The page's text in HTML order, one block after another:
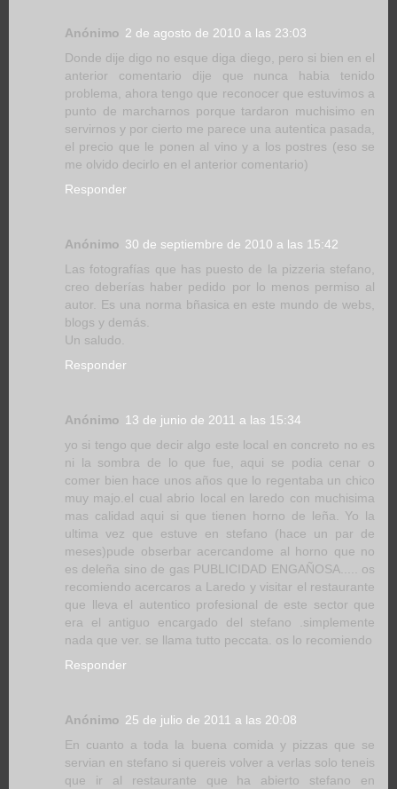
Anónimo 2 de agosto de 2010 a las 23:03
Donde dije digo no esque diga diego, pero si bien en el
anterior comentario dije que nunca habia tenido
problema, ahora tengo que reconocer que estuvimos a
punto de marcharnos porque tardaron muchisimo en
servirnos y por cierto me parece una autentica pasada,
el precio que le ponen al vino y a los postres (eso se
me olvido decirlo en el anterior comentario)
Responder
Anónimo 30 de septiembre de 2010 a las 15:42
Las fotografías que has puesto de la pizzeria stefano,
creo deberías haber pedido por lo menos permiso al
autor. Es una norma bñasica en este mundo de webs,
blogs y demás.
Un saludo.
Responder
Anónimo 13 de junio de 2011 a las 15:34
yo si tengo que decir algo este local en concreto no es
ni la sombra de lo que fue, aqui se podia cenar o
comer bien hace unos años que lo regentaba un chico
muy majo.el cual abrio local en laredo con muchisima
mas calidad aqui si que tienen horno de leña. Yo la
ultima vez que estuve en stefano (hace un par de
meses)pude obserbar acercandome al horno que no
es deleña sino de gas PUBLICIDAD ENGAÑOSA..... os
recomiendo acercaros a Laredo y visitar el restaurante
que lleva el autentico profesional de este sector que
era el antiguo encargado del stefano .simplemente
nada que ver. se llama tutto peccata. os lo recomiendo
Responder
Anónimo 25 de julio de 2011 a las 20:08
En cuanto a toda la buena comida y pizzas que se
servian en stefano si quereis volver a verlas solo teneis
que ir al restaurante que ha abierto stefano en